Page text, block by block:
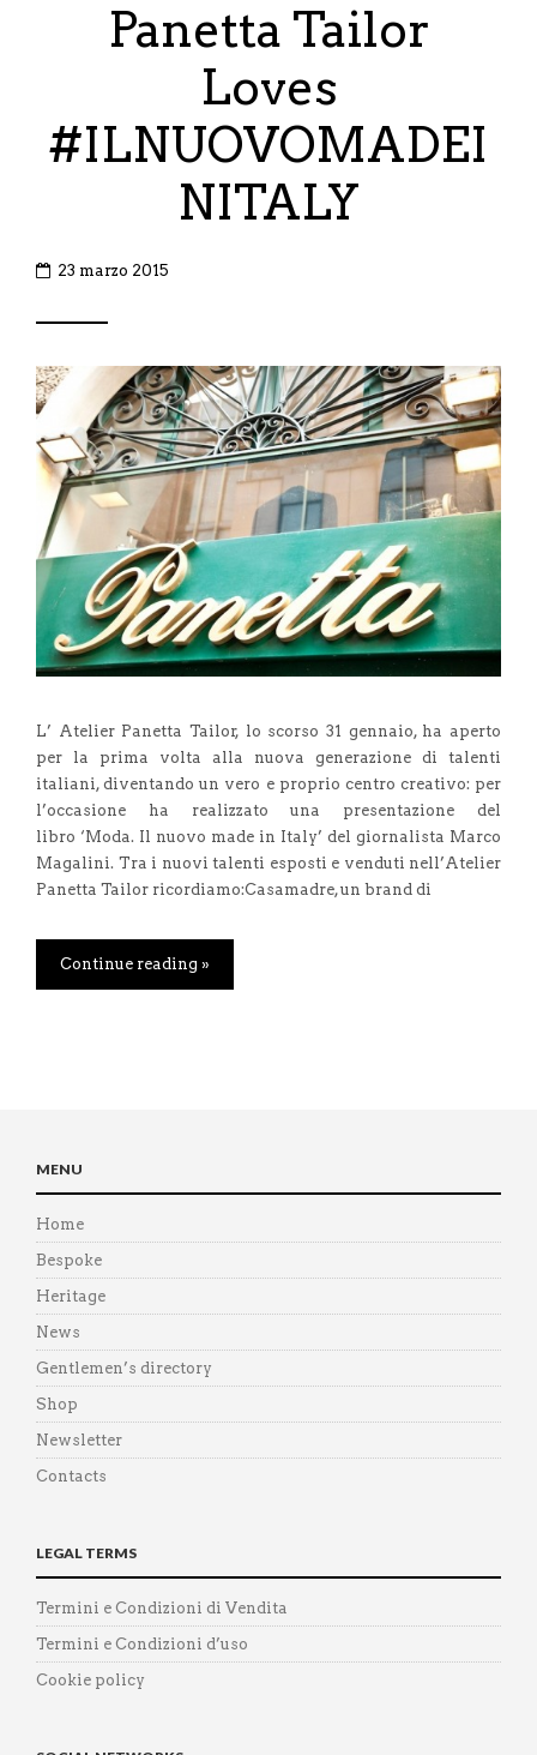
Panetta Tailor
Loves
#ILNUOVOMADEI
NITALY
23 marzo 2015
L’ Atelier Panetta Tailor, lo scorso 31 gennaio, ha aperto
per la prima volta alla nuova generazione di talenti
italiani, diventando un vero e proprio centro creativo: per
l’occasione ha realizzato una presentazione del
libro ‘Moda. Il nuovo made in Italy’ del giornalista Marco
Magalini. Tra i nuovi talenti esposti e venduti nell’Atelier
Panetta Tailor ricordiamo:Casamadre, un brand di
Continue reading »
MENU
Home
Bespoke
Heritage
News
Gentlemen’s directory
Shop
Newsletter
Contacts
LEGAL TERMS
Termini e Condizioni di Vendita
Termini e Condizioni d’uso
Cookie policy